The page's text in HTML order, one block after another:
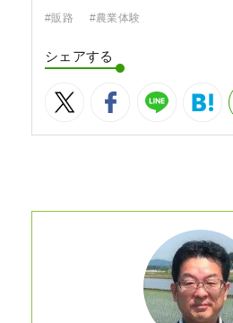
#販路 #農業体験
シェアする